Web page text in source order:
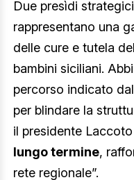
Due presìdi
rappresentano una
delle cure e tutela
bambini siciliani.
percorso indicato
per blindare la
il presidente
lungo termine,
rete regionale”.